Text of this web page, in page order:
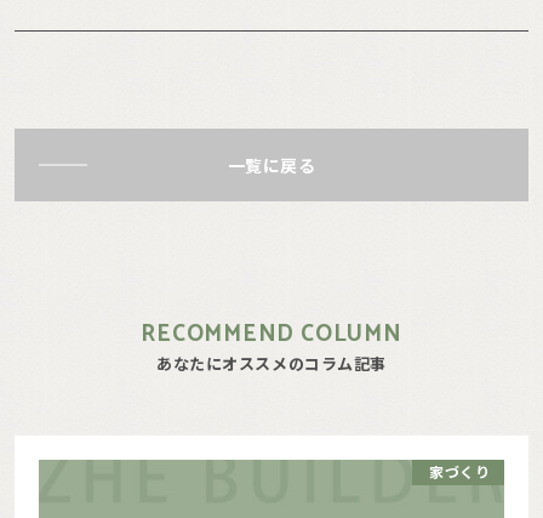
一覧に戻る
RECOMMEND COLUMN
あなたにオススメのコラム記事
家づくり